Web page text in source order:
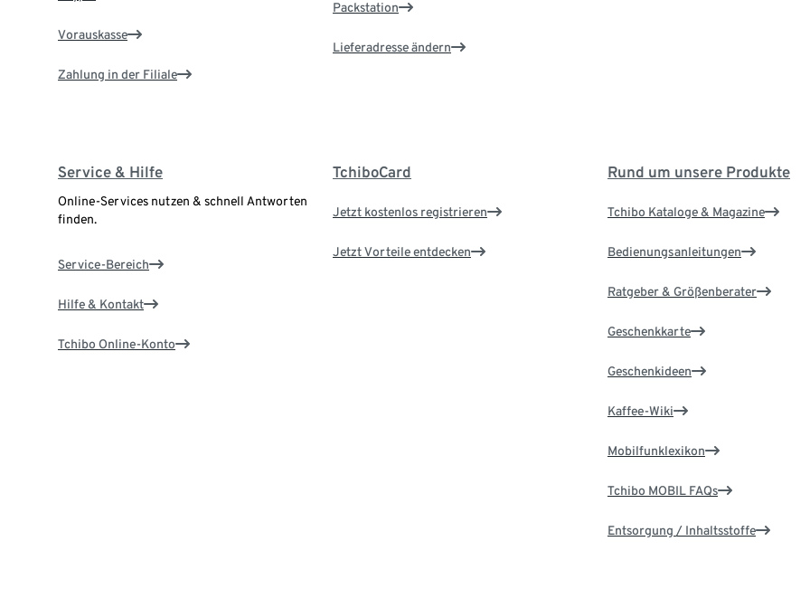
Vorauskasse
Zahlung in der Filiale
Packstation
Lieferadresse ändern
Service & Hilfe
Online-Services nutzen & schnell Antworten
finden.
Service-Bereich
Hilfe & Kontakt
Tchibo Online-Konto
TchiboCard
Jetzt kostenlos registrieren
Jetzt Vorteile entdecken
Rund um unsere Produkte
Tchibo Kataloge & Magazine
Bedienungsanleitungen
Ratgeber & Größenberater
Geschenkkarte
Geschenkideen
Kaffee-Wiki
Mobilfunklexikon
Tchibo MOBIL FAQs
Entsorgung / Inhaltsstoffe